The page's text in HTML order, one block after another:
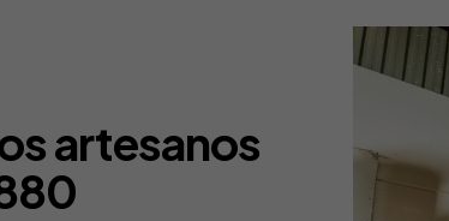
artesanos